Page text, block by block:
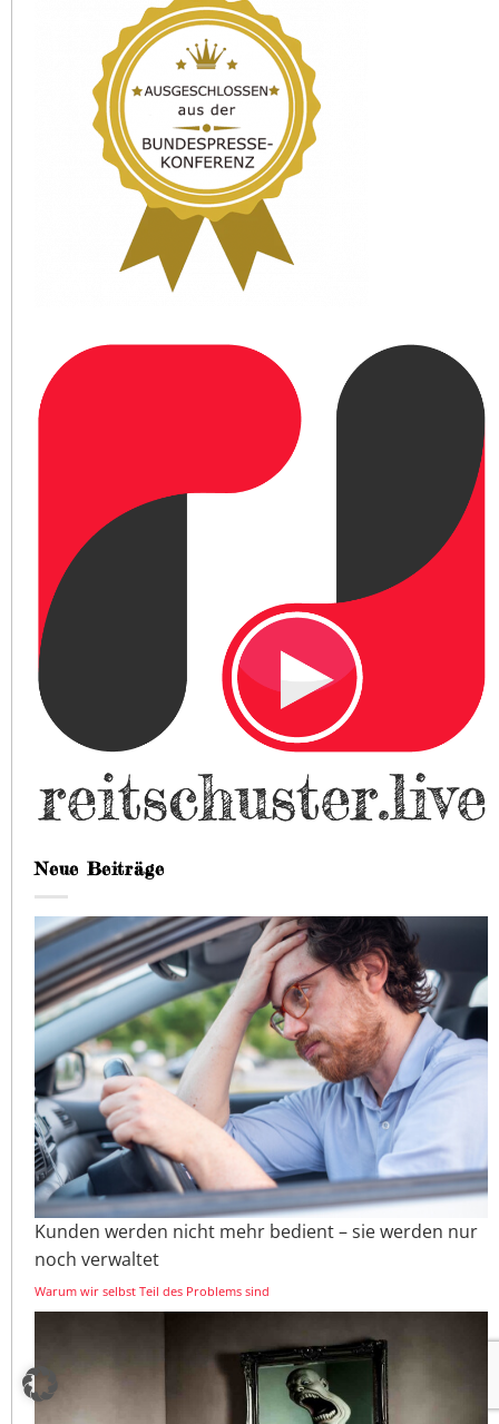
Neue Beiträge
Kunden werden nicht mehr bedient – sie werden nur
noch verwaltet
Warum wir selbst Teil des Problems sind